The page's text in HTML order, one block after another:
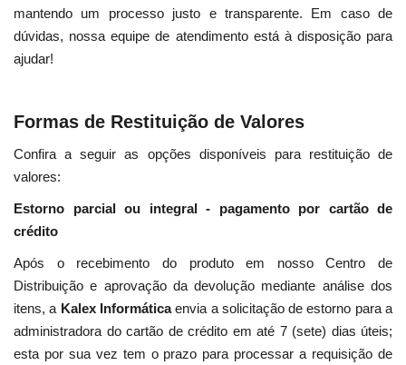
mantendo um processo justo e transparente. Em caso de
dúvidas, nossa equipe de atendimento está à disposição para
ajudar!
Formas de Restituição de Valores
Confira a seguir as opções disponíveis para restituição de
valores:
Estorno parcial ou integral - pagamento por cartão de
crédito
Após o recebimento do produto em nosso Centro de
Distribuição e aprovação da devolução mediante análise dos
itens, a Kalex Informáticaenvia a solicitação de estorno para a
administradora do cartão de crédito em até 7 (sete) dias úteis;
esta por sua vez tem o prazo para processar a requisição de